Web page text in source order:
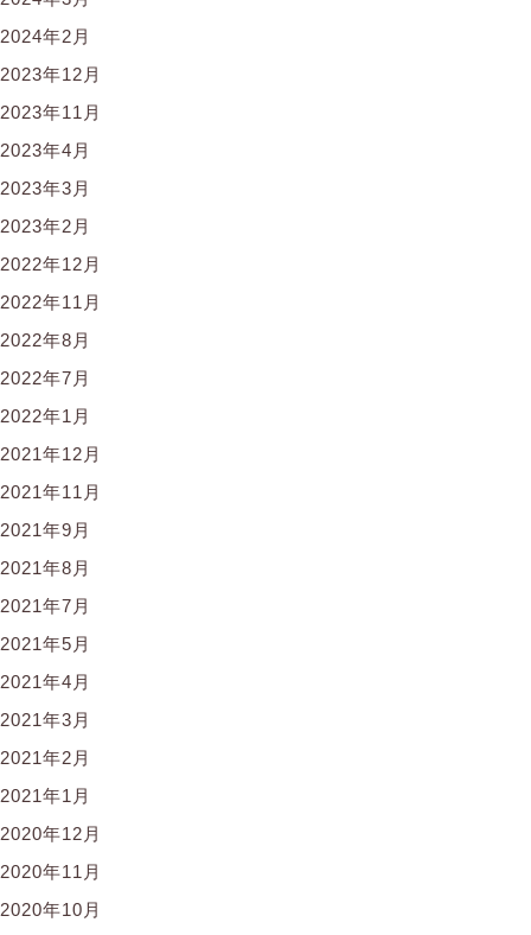
2024年2月
2023年12月
2023年11月
2023年4月
2023年3月
2023年2月
2022年12月
2022年11月
2022年8月
2022年7月
2022年1月
2021年12月
2021年11月
2021年9月
2021年8月
2021年7月
2021年5月
2021年4月
2021年3月
2021年2月
2021年1月
2020年12月
2020年11月
2020年10月